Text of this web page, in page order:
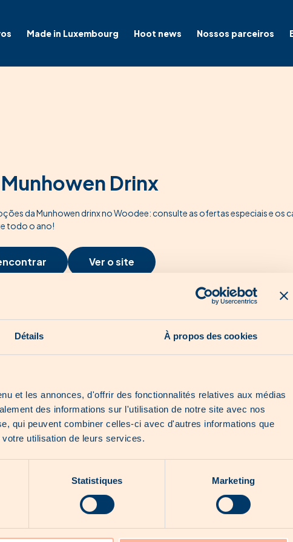
Détails À propos des cookies
et les annonces, d'offrir des fonctionnalités relatives aux médias
des informations sur l'utilisation de notre site avec nos
qui peuvent combiner celles-ci avec d'autres informations que
utilisation de leurs services.
Statistiques Marketing
Made in Luxembourg Hoot news Nossos parceiros
Drinx
da Munhowen drinx no Woodee: consulte as ofertas especiais e os
todo o ano!
Ver o site
Nossas hoot news Nossas últimas
no momento...